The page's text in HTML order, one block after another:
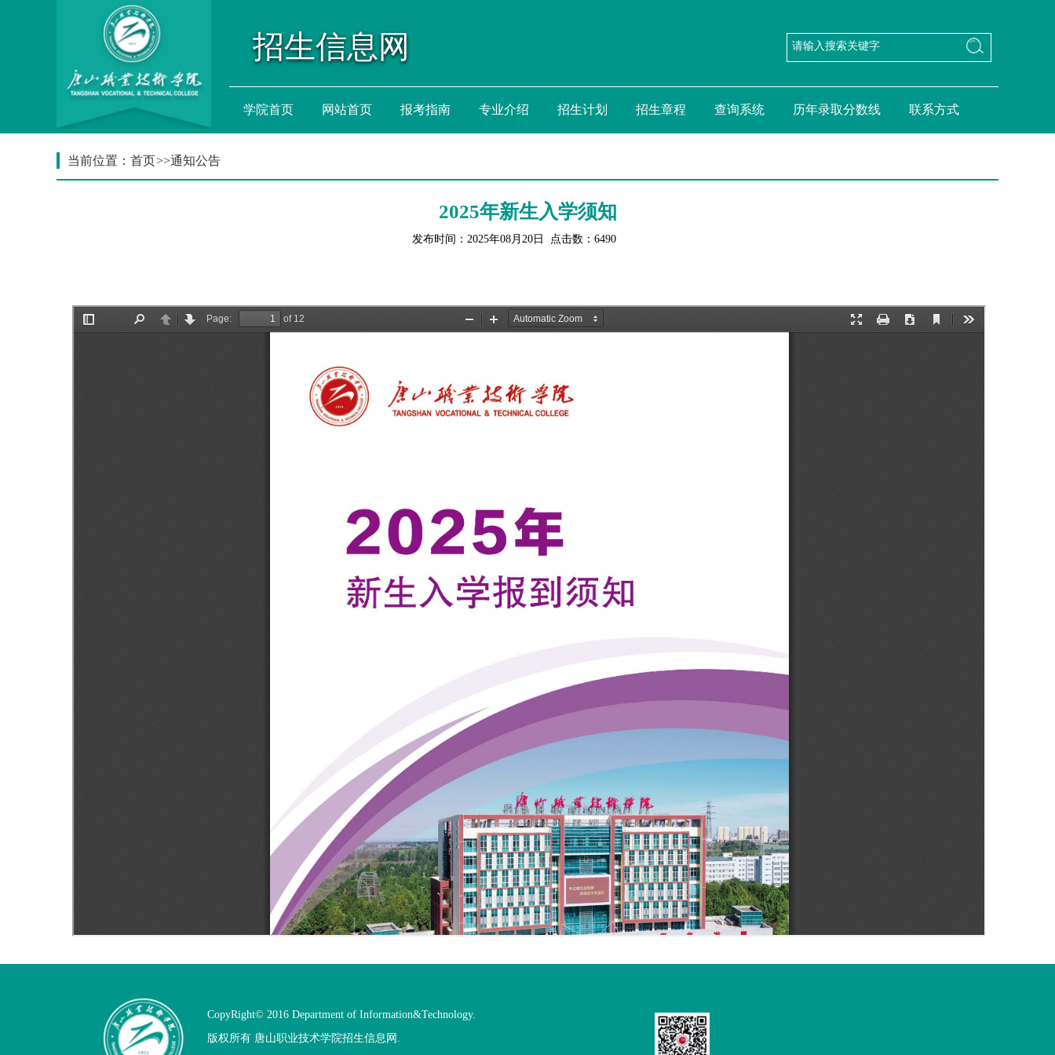
招生信息网
学院首页 网站首页 报考指南 专业介绍 招生计划 招生章程 查询系统 历年录取分数线 联系方式
当前位置： 首页>>通知公告
2025年新生入学须知
发布时间：2025年08月20日 点击数： 6490
CopyRight© 2016 Department of Information&Technology.
版权所有 唐山职业技术学院招生信息网.